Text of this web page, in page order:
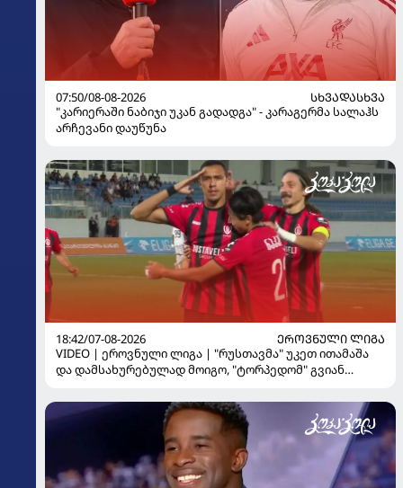
07:50/08-08-2026
ᲡᲮᲕᲐᲓᲐᲡᲮᲕᲐ
"კარიერაში ნაბიჯი უკან გადადგა" - კარაგერმა სალაჰს
არჩევანი დაუწუნა
18:42/07-08-2026
ᲔᲠᲝᲕᲜᲣᲚᲘ ᲚᲘᲒᲐ
VIDEO | ეროვნული ლიგა | "რუსთავმა" უკეთ ითამაშა
და დამსახურებულად მოიგო, "ტორპედომ" გვიან